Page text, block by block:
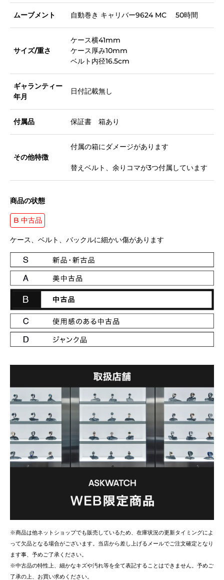
ムーブメント 自動巻き キャリバー9624 MC 50時間
サイズ/重さ
ケース横41mm
ケース厚み10mm
ベルト内径16.5cm
ギャランティー
年月
日付記載無し
付属品 保証書 箱あり
その他特徴
付属の箱にダメージがあります
替えベルト、余りコマが3つ付属しています
商品の状態
B 中古品
ケース、ベルト、バックルに細かい傷があります
※商品は他ネットショップでも販売しているため、在庫状況の更新タイミングによ
って欠品となる場合がございます。当店から差し上げるメールでご注文確定となり
ます事、予めご了承ください。
※中古品の特性上、細かなキズや汚れ等を全て表記することはできません。予めご
了承の上、お買い求めください。